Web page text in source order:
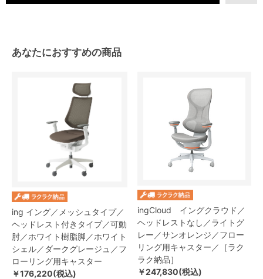
あなたにおすすめの商品
ing イング／メッシュタイプ／
ヘッドレスト付きタイプ／可動
肘／ホワイト樹脂脚／ホワイト
シェル／ダークグレージュ／フ
ローリング用キャスター
￥176,220(税込)
ingCloud イングクラウド／
ヘッドレストなし／ライトグ
レー／サンオレンジ／フロー
リング用キャスター／［ラク
ラク納品］
￥247,830(税込)